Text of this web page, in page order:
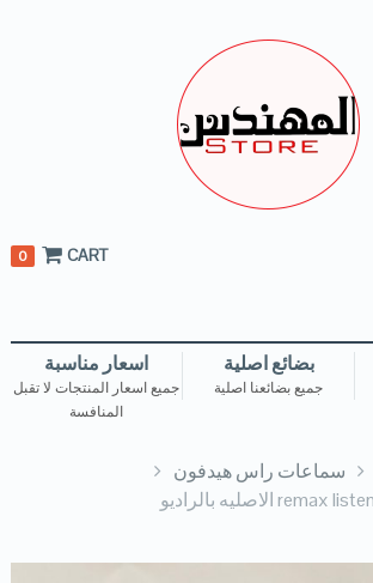
CART
0
بضائع اصلية
جميع بضائعنا اصلية
اسعار مناسبة
جميع اسعار المنتجات لا تقبل
المنافسة
سماعات راس هيدفون